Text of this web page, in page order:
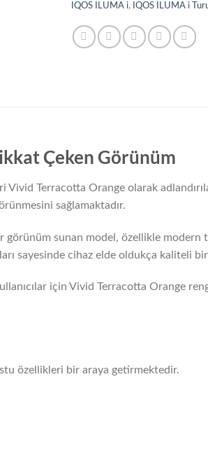
IQOS ILUMA i, IQOS ILUMA i
Çeken Görünüm
Terracotta Orange olarak
sağlamaktadır.
sunan model, özellikle modern
sayesinde cihaz elde oldukça kaliteli
için Vivid Terracotta Orange
özellikleri bir araya getirmektedir.